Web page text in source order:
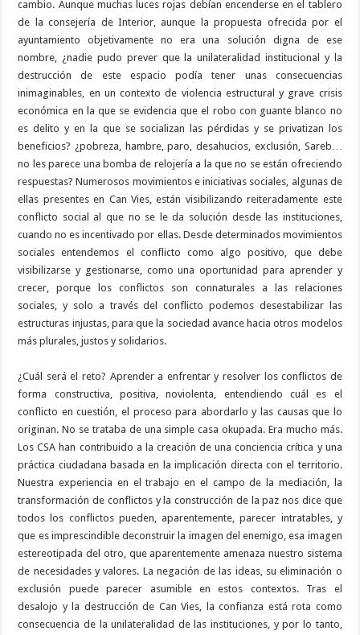
cambio. Aunque muchas luces rojas debían encenderse en el tablero
de la consejería de Interior, aunque la propuesta ofrecida por el
ayuntamiento objetivamente no era una solución digna de ese
nombre, ¿nadie pudo prever que la unilateralidad institucional y la
destrucción de este espacio podía tener unas consecuencias
inimaginables, en un contexto de violencia estructural y grave crisis
económica en la que se evidencia que el robo con guante blanco no
es delito y en la que se socializan las pérdidas y se privatizan los
beneficios? ¿pobreza, hambre, paro, desahucios, exclusión, Sareb…
no les parece una bomba de relojería a la que no se están ofreciendo
respuestas? Numerosos movimientos e iniciativas sociales, algunas de
ellas presentes en Can Vies, están visibilizando reiteradamente este
conflicto social al que no se le da solución desde las instituciones,
cuando no es incentivado por ellas. Desde determinados movimientos
sociales entendemos el conflicto como algo positivo, que debe
visibilizarse y gestionarse, como una oportunidad para aprender y
crecer, porque los conflictos son connaturales a las relaciones
sociales, y solo a través del conflicto podemos desestabilizar las
estructuras injustas, para que la sociedad avance hacia otros modelos
más plurales, justos y solidarios.
¿Cuál será el reto? Aprender a enfrentar y resolver los conflictos de
forma constructiva, positiva, noviolenta, entendiendo cuál es el
conflicto en cuestión, el proceso para abordarlo y las causas que lo
originan. No se trataba de una simple casa okupada. Era mucho más.
Los CSA han contribuido a la creación de una conciencia crítica y una
práctica ciudadana basada en la implicación directa con el territorio.
Nuestra experiencia en el trabajo en el campo de la mediación, la
transformación de conflictos y la construcción de la paz nos dice que
todos los conflictos pueden, aparentemente, parecer intratables, y
que es imprescindible deconstruir la imagen del enemigo, esa imagen
estereotipada del otro, que aparentemente amenaza nuestro sistema
de necesidades y valores. La negación de las ideas, su eliminación o
exclusión puede parecer asumible en estos contextos. Tras el
desalojo y la destrucción de Can Vies, la confianza está rota como
consecuencia de la unilateralidad de las instituciones, y por lo tanto,